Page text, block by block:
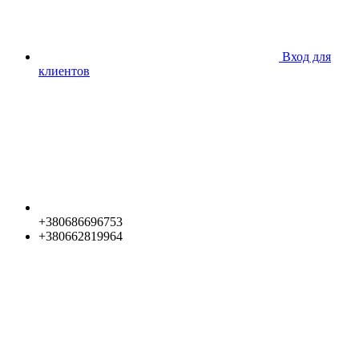
Вход для
клиентов
+380686696753
+380662819964